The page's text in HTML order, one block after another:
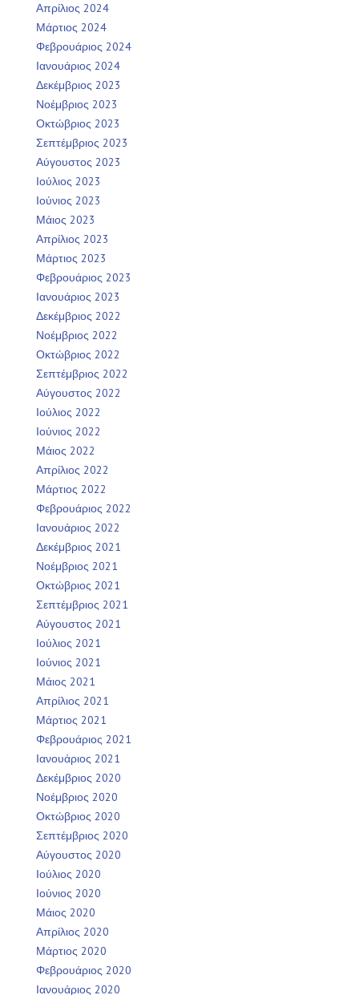
Απρίλιος 2024
Μάρτιος 2024
Φεβρουάριος 2024
Ιανουάριος 2024
Δεκέμβριος 2023
Νοέμβριος 2023
Οκτώβριος 2023
Σεπτέμβριος 2023
Αύγουστος 2023
Ιούλιος 2023
Ιούνιος 2023
Μάιος 2023
Απρίλιος 2023
Μάρτιος 2023
Φεβρουάριος 2023
Ιανουάριος 2023
Δεκέμβριος 2022
Νοέμβριος 2022
Οκτώβριος 2022
Σεπτέμβριος 2022
Αύγουστος 2022
Ιούλιος 2022
Ιούνιος 2022
Μάιος 2022
Απρίλιος 2022
Μάρτιος 2022
Φεβρουάριος 2022
Ιανουάριος 2022
Δεκέμβριος 2021
Νοέμβριος 2021
Οκτώβριος 2021
Σεπτέμβριος 2021
Αύγουστος 2021
Ιούλιος 2021
Ιούνιος 2021
Μάιος 2021
Απρίλιος 2021
Μάρτιος 2021
Φεβρουάριος 2021
Ιανουάριος 2021
Δεκέμβριος 2020
Νοέμβριος 2020
Οκτώβριος 2020
Σεπτέμβριος 2020
Αύγουστος 2020
Ιούλιος 2020
Ιούνιος 2020
Μάιος 2020
Απρίλιος 2020
Μάρτιος 2020
Φεβρουάριος 2020
Ιανουάριος 2020